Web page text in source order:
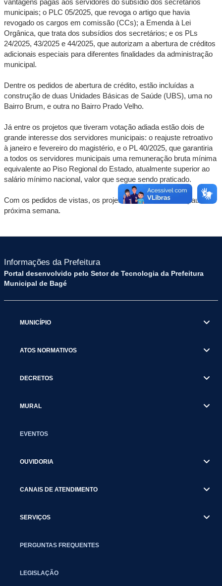
vantagens pagas aos servidores do subsídio dos secretários
municipais; o PLC 05/2025, que revoga o artigo que havia
revogado os cargos em comissão (CCs); a Emenda à Lei
Orgânica, que trata dos subsídios dos secretários; e os PLs
24/2025, 43/2025 e 44/2025, que autorizam a abertura de créditos
adicionais especiais para diferentes finalidades da administração
municipal.
Dentre os pedidos de abertura de crédito, estão incluídas a
construção de duas Unidades Básicas de Saúde (UBS), uma no
Bairro Brum, e outra no Bairro Prado Velho.
Já entre os projetos que tiveram votação adiada estão dois de
grande interesse dos servidores municipais: o reajuste retroativo
à janeiro e fevereiro do magistério, e o PL 40/2025, que garantiria
a todos os servidores municipais uma remuneração bruta mínima
equivalente ao Piso Regional do Estado, atualmente superior ao
salário mínimo nacional, valor que segue sendo praticado.
Com os pedidos de vistas, os projetos devem retornar à pauta na
próxima semana.
Informações da Prefeitura
Portal desenvolvido pelo Setor de Tecnologia da Prefeitura
Municipal de Bagé
MUNICÍPIO
ATOS NORMATIVOS
DECRETOS
MURAL
EVENTOS
OUVIDORIA
CANAIS DE ATENDIMENTO
SERVIÇOS
PERGUNTAS FREQUENTES
LEGISLAÇÃO